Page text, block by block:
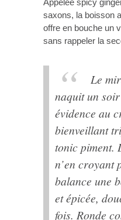
Appelée spicy
saxons, la boisson
offre en bouche un
sans rappeler la
Le
naquit un
évidence au
bienveillant
tonic piment.
n’en croyant
balance une
et épicée,
fois. Ronde